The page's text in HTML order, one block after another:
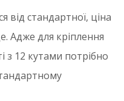
від стандартної, ціна
Адже для кріплення
з 12 кутами потрібно